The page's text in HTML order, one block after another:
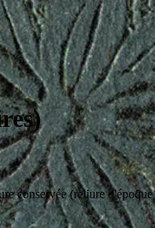
conservée (reliure